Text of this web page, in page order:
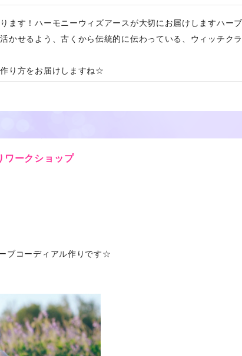
ます！ハーモニーウィズアースが大切にお届けしますハー
かせるよう、古くから伝統的に伝わっている、ウィッチク
り方をお届けしますね☆
ワークショップ
ブコーディアル作りです☆